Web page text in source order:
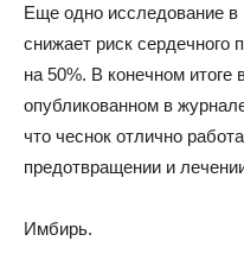
Еще одно исследование в
снижает риск сердечного
на 50%. В конечном итоге
опубликованном в
что чеснок отлично
предотвращении и
Имбирь.